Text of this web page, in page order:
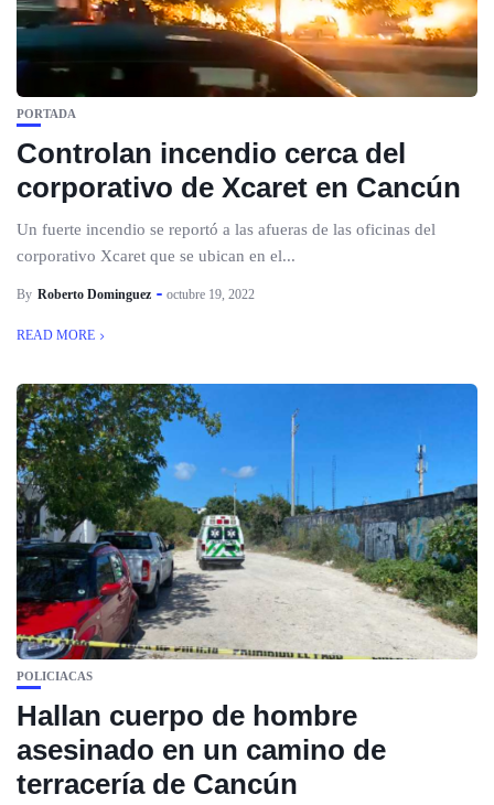
PORTADA
Controlan incendio cerca del
corporativo de Xcaret en Cancún
Un fuerte incendio se reportó a las afueras de las oficinas del
corporativo Xcaret que se ubican en el...
By Roberto Dominguez octubre 19, 2022
READ MORE
POLICIACAS
Hallan cuerpo de hombre
asesinado en un camino de
terracería de Cancún